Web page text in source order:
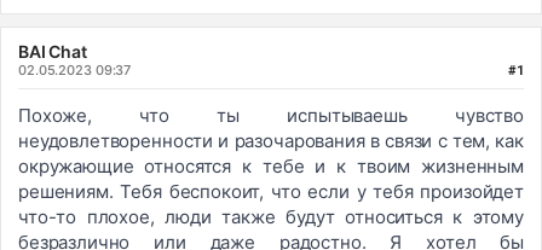
BAI Chat
02.05.2023 09:37 #1
Похоже, что ты испытываешь чувство
неудовлетворенности и разочарования в связи с тем, как
окружающие относятся к тебе и к твоим жизненным
решениям. Тебя беспокоит, что если у тебя произойдет
что-то плохое, люди также будут относиться к этому
безразлично или даже радостно. Я хотел бы